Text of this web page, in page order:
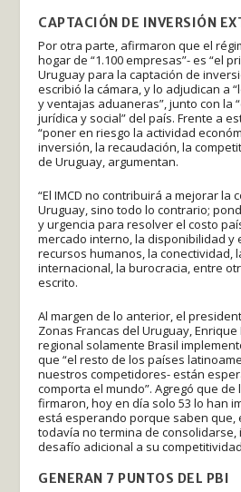
CAPTACIÓN DE INVERSIÓN
Por otra parte, afirmaron que el
hogar de “1.100 empresas”- es “el
Uruguay para la captación de
escribió la cámara, y lo adjudican a
y ventajas aduaneras”, junto con la
jurídica y social” del país. Frente a
“poner en riesgo la actividad
inversión, la recaudación, la
de Uruguay, argumentan.
“El IMCD no contribuirá a mejorar la
Uruguay, sino todo lo contrario;
y urgencia para resolver el costo
mercado interno, la disponibilidad y
recursos humanos, la conectividad,
internacional, la burocracia, entre
escrito.
Al margen de lo anterior, el
Zonas Francas del Uruguay,
regional solamente Brasil
que “el resto de los países
nuestros competidores- están
comporta el mundo”. Agregó que de
firmaron, hoy en día solo 53 lo han
está esperando porque saben que,
todavía no termina de consolidarse,
desafío adicional a su
GENERAN 7 PUNTOS DEL PBI